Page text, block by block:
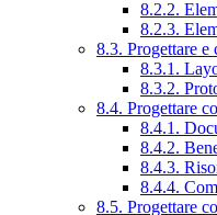
8.2.2.
8.2.3.
8.3. Progettare e
8.3.1.
8.3.2.
8.4. Progettare
8.4.1.
8.4.2.
8.4.3.
8.4.4.
8.5. Progettare